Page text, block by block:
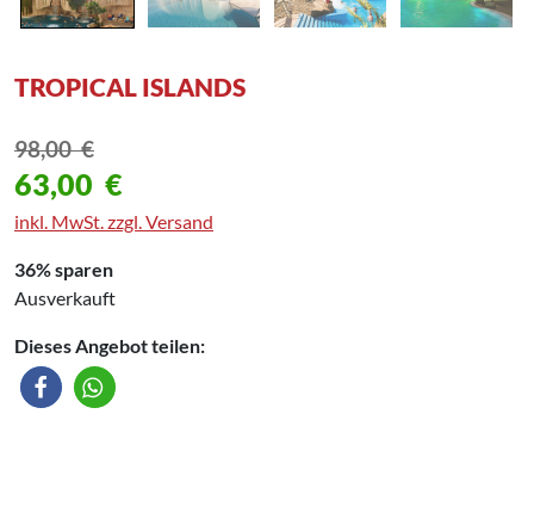
TROPICAL ISLANDS
98,00€
63,00 €
inkl. MwSt. zzgl. Versand
36% sparen
Ausverkauft
Dieses Angebot teilen: